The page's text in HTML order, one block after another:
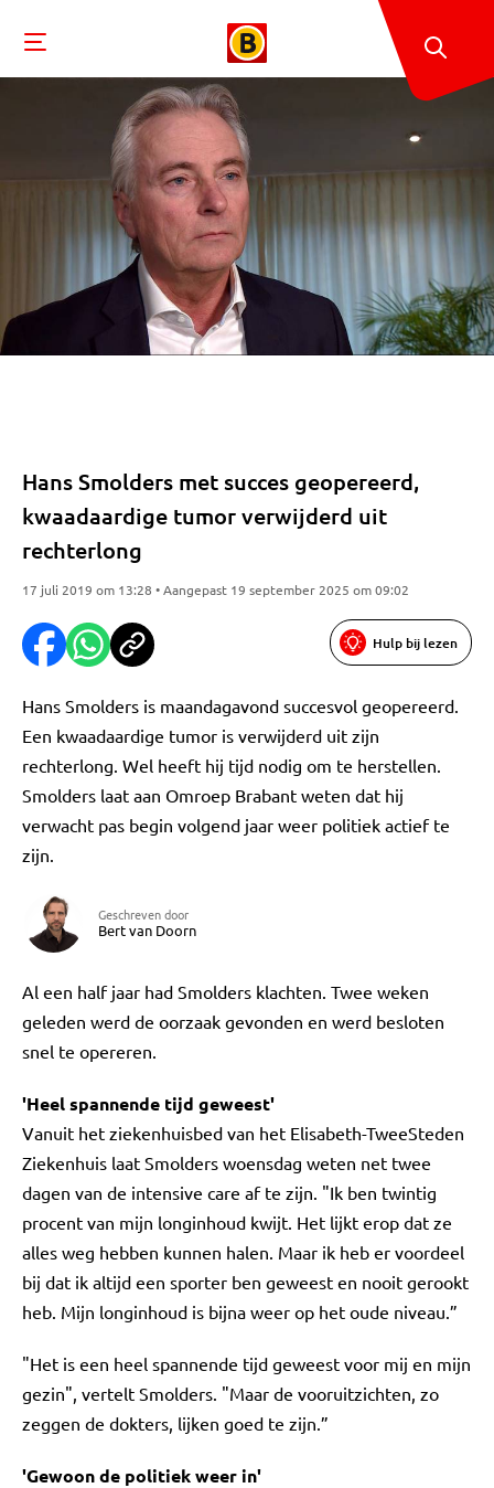
Hans Smolders met succes geopereerd,
kwaadaardige tumor verwijderd uit
rechterlong
17 juli 2019 om 13:28 • Aangepast 19 september 2025 om 09:02
Hulp bij lezen
Hans Smolders is maandagavond succesvol geopereerd.
Een kwaadaardige tumor is verwijderd uit zijn
rechterlong. Wel heeft hij tijd nodig om te herstellen.
Smolders laat aan Omroep Brabant weten dat hij
verwacht pas begin volgend jaar weer politiek actief te
zijn.
Geschreven door
Bert van Doorn
Al een half jaar had Smolders klachten. Twee weken
geleden werd de oorzaak gevonden en werd besloten
snel te opereren.
'Heel spannende tijd geweest'
Vanuit het ziekenhuisbed van het Elisabeth-TweeSteden
Ziekenhuis laat Smolders woensdag weten net twee
dagen van de intensive care af te zijn. "Ik ben twintig
procent van mijn longinhoud kwijt. Het lijkt erop dat ze
alles weg hebben kunnen halen. Maar ik heb er voordeel
bij dat ik altijd een sporter ben geweest en nooit gerookt
heb. Mijn longinhoud is bijna weer op het oude niveau.”
"Het is een heel spannende tijd geweest voor mij en mijn
gezin", vertelt Smolders. "Maar de vooruitzichten, zo
zeggen de dokters, lijken goed te zijn.”
'Gewoon de politiek weer in'